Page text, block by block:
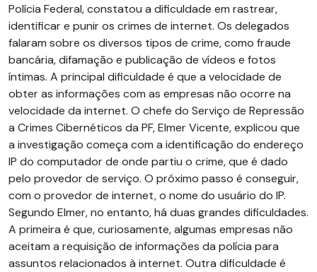
Polícia Federal, constatou a dificuldade em rastrear,
identificar e punir os crimes de internet. Os delegados
falaram sobre os diversos tipos de crime, como fraude
bancária, difamação e publicação de vídeos e fotos
íntimas. A principal dificuldade é que a velocidade de
obter as informações com as empresas não ocorre na
velocidade da internet. O chefe do Serviço de Repressão
a Crimes Cibernéticos da PF, Elmer Vicente, explicou que
a investigação começa com a identificação do endereço
IP do computador de onde partiu o crime, que é dado
pelo provedor de serviço. O próximo passo é conseguir,
com o provedor de internet, o nome do usuário do IP.
Segundo Elmer, no entanto, há duas grandes dificuldades.
A primeira é que, curiosamente, algumas empresas não
aceitam a requisição de informações da polícia para
assuntos relacionados à internet. Outra dificuldade é